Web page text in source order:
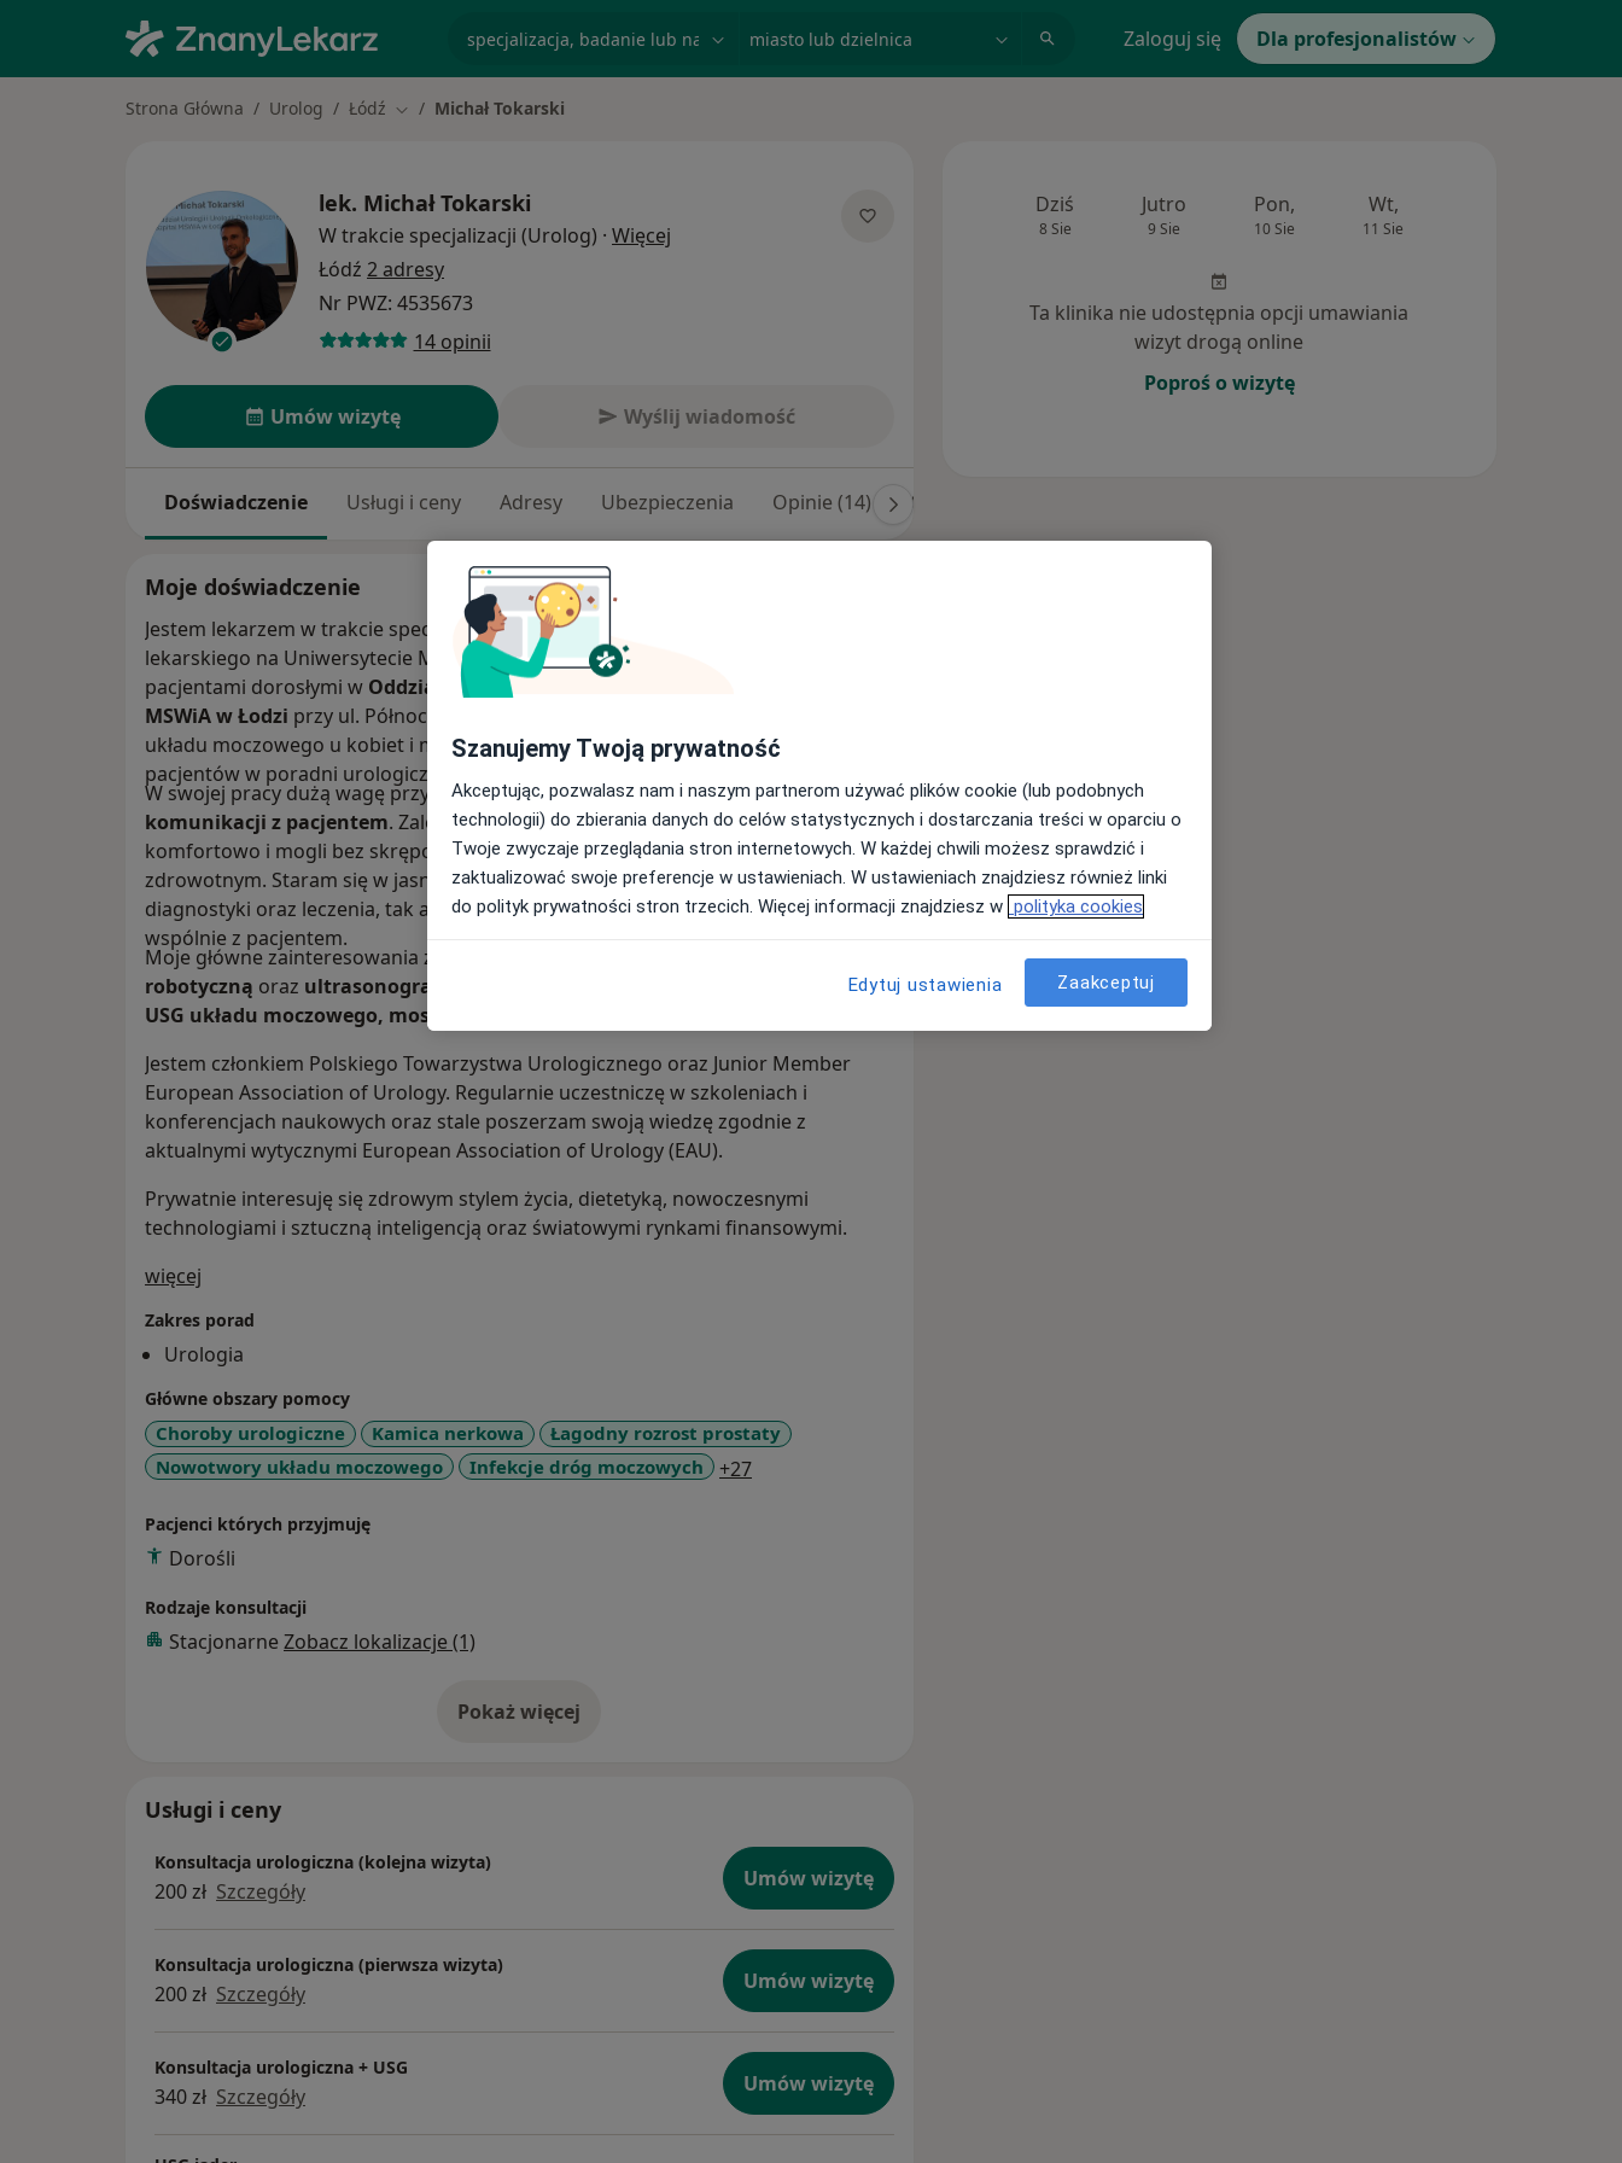
Zaloguj się Dla profesjonalistów
Strona Główna Urolog Łódź Zmień miasto
Michał Tokarski
lek. Michał Tokarski
W trakcie specjalizacji (Urolog) · Więcej
Łódź 2 adresy
Nr PWZ: 4535673
14 opinii
Umów wizytę Wyślij wiadomość
Doświadczenie Usługi i ceny Adresy Ubezpieczenia Opinie (14) Odpowiedzi na pytania (4)
Moje doświadczenie
Jestem lekarzem w trakcie specjalizacji z urologii
lekarskiego na Uniwersytecie Medycznym w Łodzi. Na co dzień pracuję z
pacjentami dorosłymi w Oddziale Urologii i Urologii Onkologicznej szpitala
MSWiA w Łodzi przy ul. Północnej, zajmując się diagnostyką i leczeniem chorób
układu moczowego u kobiet i mężczyzn. Poza pracą szpitalną przyjmuję również
pacjentów w poradni urologicznej.
W swojej pracy dużą wagę przykładam dospokojnej atmosfery oraz swobodnej
komunikacji z pacjentem. Zależy mi, aby pacjenci czuli się w gabinecie
komfortowo i mogli bez skrępowania porozmawiać o swoim problemie
zdrowotnym. Staram się w jasny i zrozumiały sposób wyjaśniać możliwości
diagnostyki oraz leczenia, tak aby decyzje terapeutyczne były podejmowane
wspólnie z pacjentem.
Moje główne zainteresowania zawodowe obejmują
robotyczną oraz ultrasonografię urologiczną
badania
USG układu moczowego, moszny i gruczołu krokowego
Jestem członkiem Polskiego Towarzystwa Urologicznego oraz Junior Member
European Association of Urology. Regularnie uczestniczę w szkoleniach i
konferencjach naukowych oraz stale poszerzam swoją wiedzę zgodnie z
aktualnymi wytycznymi European Association of Urology (EAU).
Prywatnie interesuję się zdrowym stylem życia, dietetyką, nowoczesnymi
technologiami i sztuczną inteligencją oraz światowymi rynkami finansowymi.
więcej
Zakres porad
Urologia
Główne obszary pomocy
Choroby urologiczne Kamica nerkowa
Łagodny rozrost prostaty
Nowotwory układu moczowego
Infekcje dróg moczowych +27a11y_sr_more_diseases
Pacjenci których przyjmuję
Dorośli
Rodzaje konsultacji
Stacjonarne Zobacz lokalizacje (1)
Pokaż więcejo doświadczeniu
Usługi i ceny
Konsultacja urologiczna (kolejna wizyta)
200 zł Szczegóły Umów wizytę
Konsultacja urologiczna (pierwsza wizyta)
200 zł Szczegóły Umów wizytę
Konsultacja urologiczna + USG
340 zł Szczegóły Umów wizytę
Dziś
8 Sie
Jutro
9 Sie
Pon,
10 Sie
Wt,
11 Sie
Ta klinika nie udostępnia opcji umawiania
wizyt drogą online
Poproś o wizytę
Szanujemy Twoją prywatność
Akceptując, pozwalasz nam i naszym partnerom używać plików cookie (lub podobnych
technologii) do zbierania danych do celów statystycznych i dostarczania treści w oparciu o
Twoje zwyczaje przeglądania stron internetowych. W każdej chwili możesz sprawdzić i
zaktualizować swoje preferencje w ustawieniach. W ustawieniach znajdziesz również linki
do polityk prywatności stron trzecich. Więcej informacji znajdziesz w polityka cookies
Edytuj ustawienia Zaakceptuj